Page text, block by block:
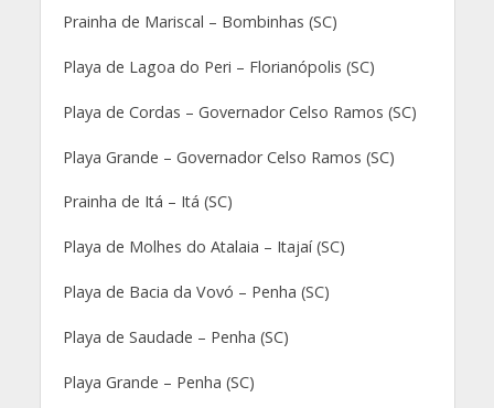
Prainha de Mariscal – Bombinhas (SC)
Playa de Lagoa do Peri – Florianópolis (SC)
Playa de Cordas – Governador Celso Ramos (SC)
Playa Grande – Governador Celso Ramos (SC)
Prainha de Itá – Itá (SC)
Playa de Molhes do Atalaia – Itajaí (SC)
Playa de Bacia da Vovó – Penha (SC)
Playa de Saudade – Penha (SC)
Playa Grande – Penha (SC)